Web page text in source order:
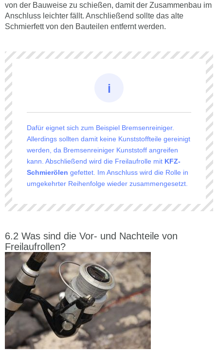
von der Bauweise zu schießen, damit der Zusammenbau im
Anschluss leichter fällt. Anschließend sollte das alte
Schmierfett von den Bauteilen entfernt werden.
Dafür eignet sich zum Beispiel Bremsenreiniger.
Allerdings sollten damit keine Kunststoffteile gereinigt
werden, da Bremsenreiniger Kunststoff angreifen
kann. Abschließend wird die Freilaufrolle mit KFZ-
Schmierölen gefettet. Im Anschluss wird die Rolle in
umgekehrter Reihenfolge wieder zusammengesetzt.
Was sind die Vor- und Nachteile von
Freilaufrollen?